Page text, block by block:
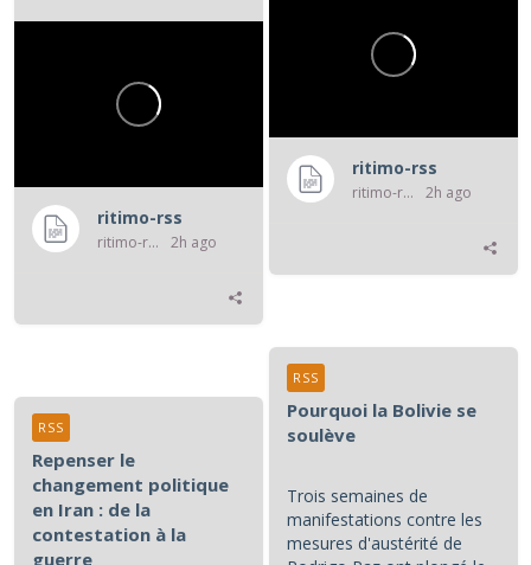
ritimo-rss
ritimo-rss 2h ago
ritimo-rss
ritimo-rss 2h ago
Pourquoi la Bolivie se
soulève
Trois semaines de
manifestations contre les
mesures d'austérité de
RSS
Repenser le
changement politique
en Iran : de la
contestation à la
guerre
RSS